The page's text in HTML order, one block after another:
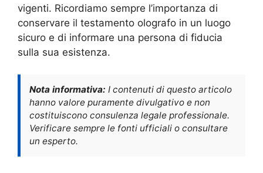
vigenti. Ricordiamo sempre l’importanza di
conservare il testamento olografo in un luogo
sicuro e di informare una persona di fiducia
sulla sua esistenza.
Nota informativa: I contenuti di questo articolo
hanno valore puramente divulgativo e non
costituiscono consulenza legale professionale.
Verificare sempre le fonti ufficiali o consultare
un esperto.